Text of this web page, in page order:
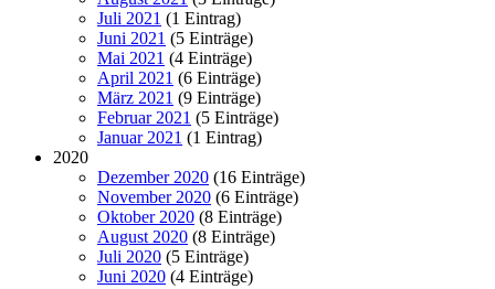
Juli 2021 (1 Eintrag)
Juni 2021 (5 Einträge)
Mai 2021 (4 Einträge)
April 2021 (6 Einträge)
März 2021 (9 Einträge)
Februar 2021 (5 Einträge)
Januar 2021 (1 Eintrag)
2020
Dezember 2020 (16 Einträge)
November 2020 (6 Einträge)
Oktober 2020 (8 Einträge)
August 2020 (8 Einträge)
Juli 2020 (5 Einträge)
Juni 2020 (4 Einträge)